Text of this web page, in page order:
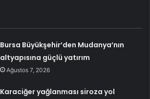
Bursa Büyükşehir’den Mudanya’nın
altyapısına güçlü yatırım
Ağustos 7, 2026
Karaciğer yağlanması siroza yol